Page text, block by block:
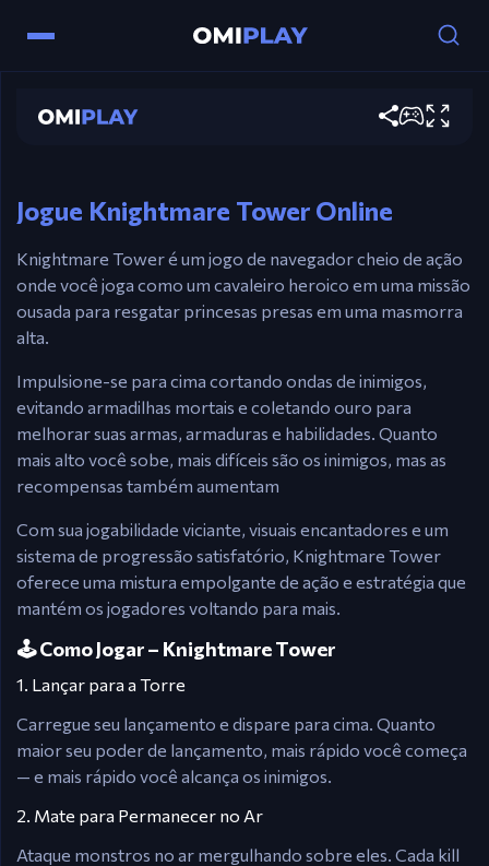
Knightmare Tower
Mouse / ⬅️➡️Teclas de Seta – Dirija-se no ar.
Jogue Knightmare Tower Online
Knightmare Tower é um jogo de navegador cheio de ação
onde você joga como um cavaleiro heroico em uma missão
ousada para resgatar princesas presas em uma masmorra
alta.
Impulsione-se para cima cortando ondas de inimigos,
evitando armadilhas mortais e coletando ouro para
melhorar suas armas, armaduras e habilidades. Quanto
mais alto você sobe, mais difíceis são os inimigos, mas as
recompensas também aumentam
Com sua jogabilidade viciante, visuais encantadores e um
sistema de progressão satisfatório, Knightmare Tower
oferece uma mistura empolgante de ação e estratégia que
mantém os jogadores voltando para mais.
🕹️ Como Jogar – Knightmare Tower
1. Lançar para a Torre
Carregue seu lançamento e dispare para cima. Quanto
maior seu poder de lançamento, mais rápido você começa
— e mais rápido você alcança os inimigos.
2. Mate para Permanecer no Ar
Ataque monstros no ar mergulhando sobre eles. Cada kill